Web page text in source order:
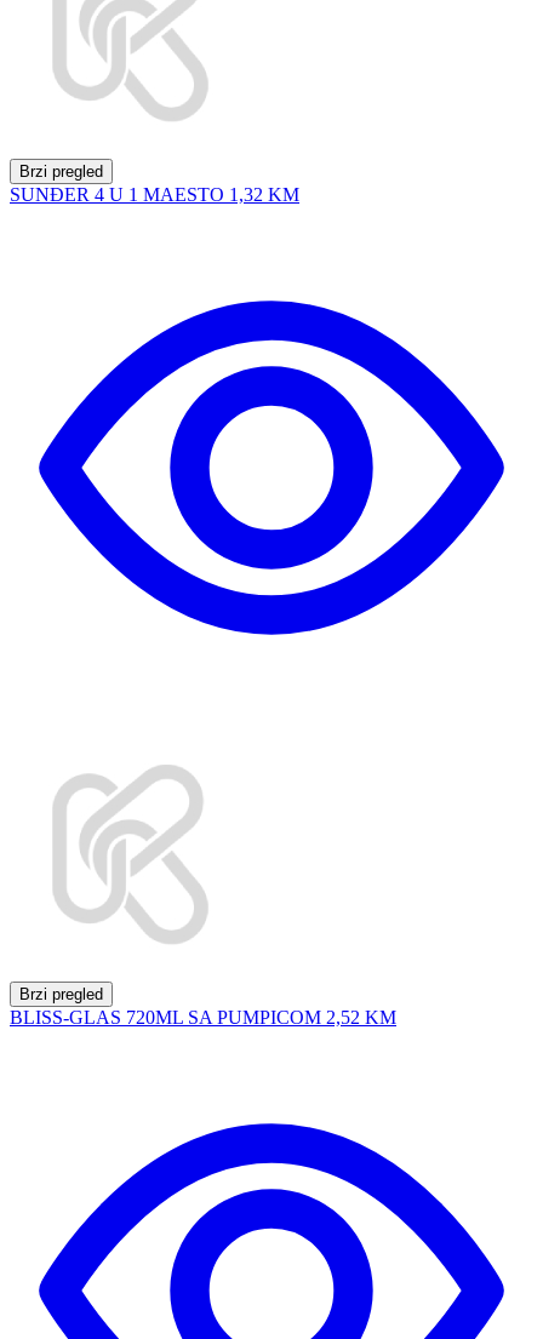
Brzi pregled
SUNĐER 4 U 1 MAESTO 1,32 KM
Brzi pregled
BLISS-GLAS 720ML SA PUMPICOM 2,52 KM